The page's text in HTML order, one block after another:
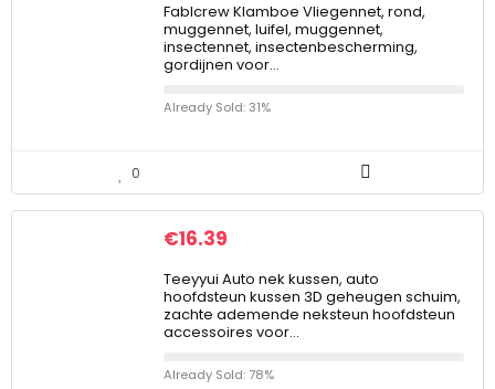
Fablcrew Klamboe Vliegennet, rond,
muggennet, luifel, muggennet,
insectennet, insectenbescherming,
gordijnen voor…
Already Sold: 31%
0
€16.39
Teeyyui Auto nek kussen, auto
hoofdsteun kussen 3D geheugen schuim,
zachte ademende neksteun hoofdsteun
accessoires voor…
Already Sold: 78%